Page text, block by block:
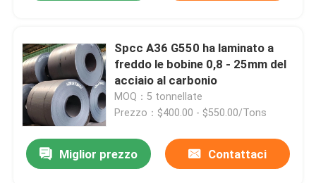
Spcc A36 G550 ha laminato a
freddo le bobine 0,8 - 25mm del
acciaio al carbonio
MOQ：5 tonnellate
Prezzo：$400.00 - $550.00/Tons
Miglior prezzo Contattaci